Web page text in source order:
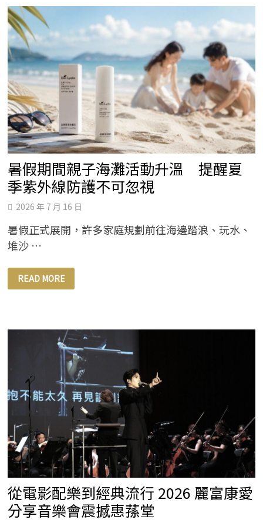
舉
辦
年
度
表
揚
大
會
為
20
週
年
揭
開
嶄
新
序
幕
暑假期間親子海灘活動升溫 提醒夏
季紫外線防護不可忽視
2026 年 7 月 16 日
暑假正式展開，許多家庭規劃前往海邊踏浪、玩水、
堆沙 …
暑
假
期
灘
夏
季
線
防
護
不
可
忽
視
READ MORE
從電影配樂到經典流行 2026 麗富康愛
分享音樂會震撼惠蓀堂